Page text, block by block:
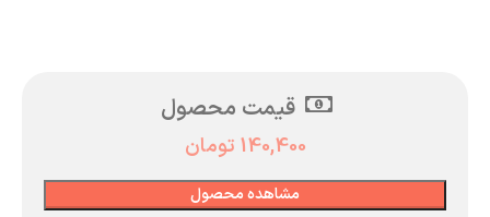
قیمت محصول
140,400 تومان
مشاهده محصول